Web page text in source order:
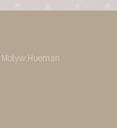
Motyw Hueman